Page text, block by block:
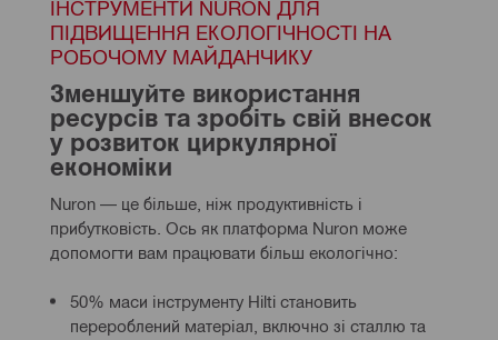
ІНСТРУМЕНТИ NURON ДЛЯ
ПІДВИЩЕННЯ ЕКОЛОГІЧНОСТІ НА
РОБОЧОМУ МАЙДАНЧИКУ
Зменшуйте використання
ресурсів та зробіть свій внесок
у розвиток циркулярної
економіки
Nuron — це більше, ніж продуктивність і
прибутковість. Ось як платформа Nuron може
допомогти вам працювати більш екологічно:
50% маси інструменту Hilti становить
перероблений матеріал, включно зі сталлю та